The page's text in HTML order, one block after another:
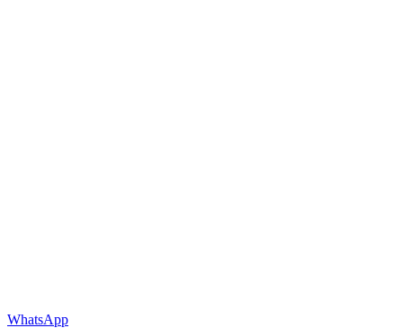
WhatsApp